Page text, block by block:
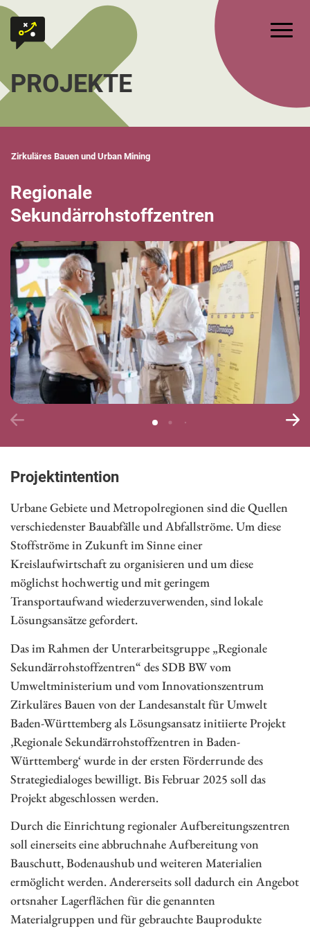
Zum Inhalt springen
Zur Startseite
PROJEKTE
Zirkuläres Bauen und Urban Mining
Regionale
Sekundärrohstoffzentren
Projektintention
Urbane Gebiete und Metropolregionen sind die Quellen
verschiedenster Bauabfälle und Abfallströme. Um diese
Stoffströme in Zukunft im Sinne einer
Kreislaufwirtschaft zu organisieren und um diese
möglichst hochwertig und mit geringem
Transportaufwand wiederzuverwenden, sind lokale
Lösungsansätze gefordert.
Das im Rahmen der Unterarbeitsgruppe „Regionale
Sekundärrohstoffzentren“ des SDB BW vom
Umweltministerium und vom Innovationszentrum
Zirkuläres Bauen von der Landesanstalt für Umwelt
Baden-Württemberg als Lösungsansatz initiierte Projekt
‚Regionale Sekundärrohstoffzentren in Baden-
Württemberg‘ wurde in der ersten Förderrunde des
Strategiedialoges bewilligt. Bis Februar 2025 soll das
Projekt abgeschlossen werden.
Durch die Einrichtung regionaler Aufbereitungszentren
soll einerseits eine abbruchnahe Aufbereitung von
Bauschutt, Bodenaushub und weiteren Materialien
ermöglicht werden. Andererseits soll dadurch ein Angebot
ortsnaher Lagerflächen für die genannten
Materialgruppen und für gebrauchte Bauprodukte